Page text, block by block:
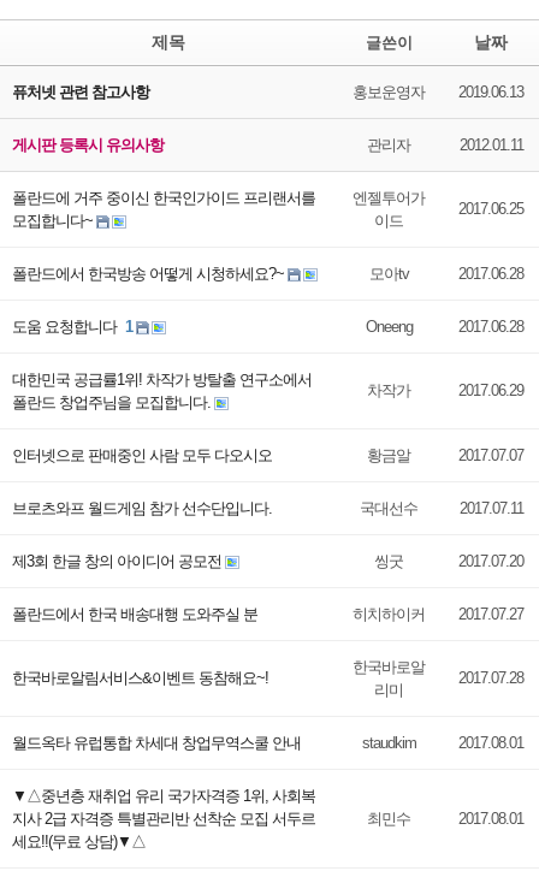
제목 글쓴이 날짜
퓨처넷 관련 참고사항 홍보운영자 2019.06.13
게시판 등록시 유의사항 관리자 2012.01.11
폴란드에 거주 중이신 한국인가이드 프리랜서를
모집합니다~
엔젤투어가
이드
2017.06.25
폴란드에서 한국방송 어떻게 시청하세요?~ 모아tv 2017.06.28
도움 요청합니다 1 Oneeng 2017.06.28
대한민국 공급률1위! 차작가 방탈출 연구소에서
폴란드 창업주님을 모집합니다.
차작가 2017.06.29
인터넷으로 판매중인 사람 모두 다오시오 황금알 2017.07.07
브로츠와프 월드게임 참가 선수단입니다. 국대선수 2017.07.11
제3회 한글 창의 아이디어 공모전 씽굿 2017.07.20
폴란드에서 한국 배송대행 도와주실 분 히치하이커 2017.07.27
한국바로알림서비스&이벤트 동참해요~!
한국바로알
리미
2017.07.28
월드옥타 유럽통합 차세대 창업무역스쿨 안내 staudkim 2017.08.01
▼△중년층 재취업 유리 국가자격증 1위, 사회복
지사 2급 자격증 특별관리반 선착순 모집 서두르
세요!!(무료 상담)▼△
최민수 2017.08.01